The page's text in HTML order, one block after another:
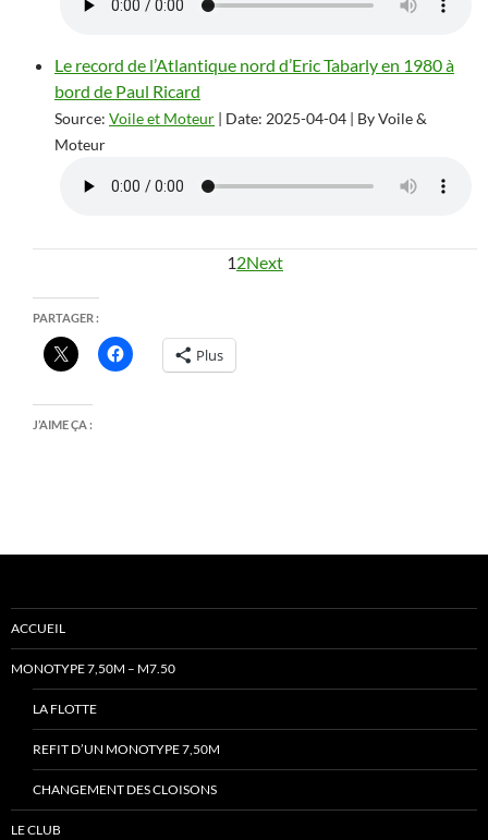
Le record de l’Atlantique nord d’Eric Tabarly en 1980 à
bord de Paul Ricard
Source: Voile et Moteur Date: 2025-04-04
By Voile &
Moteur
12Next
PARTAGER :
Plus
J’AIME ÇA :
ACCUEIL
MONOTYPE 7,50M – M7.50
LA FLOTTE
REFIT D’UN MONOTYPE 7,50M
CHANGEMENT DES CLOISONS
LE CLUB